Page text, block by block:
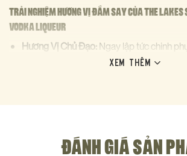
TRẢI NGHIỆM HƯƠNG VỊ ĐẮM SAY CỦA THE
VODKA LIQUEUR
Hương Vị Chủ Đạo:Ngay lập tức chinh
thơm nồng nàn của caramel béo ngậy,
lướt nhẹ trên vòm miệng, để lại hậu vị ấm
XEM THÊM
ĐÁNH GIÁ SẢN